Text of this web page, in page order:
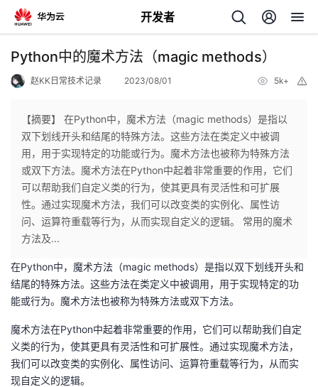
开发者
返
个
人
主
页
我
的
开
发
者
我
Python中的魔术方法（magic methods）
赵KK日常技术记录 2023/08/01 5k+
【摘要】 在Python中，魔术方法（magic methods）是指以
双下划线开头和结尾的特殊方法。这些方法在类定义中被调
用，用于实现特定的功能或行为。魔术方法也被称为特殊方法
或双下方法。魔术方法在Python中起着非常重要的作用，它们
可以帮助我们自定义类的行为，使其更具有灵活性和可扩展
性。通过实现魔术方法，我们可以改变类的实例化、属性访
问、运算符重载等行为，从而实现自定义的逻辑。 常用的魔术
方法及...
在Python中，魔术方法（magic methods）是指以双下划线开头和
结尾的特殊方法。这些方法在类定义中被调用，用于实现特定的功
能或行为。魔术方法也被称为特殊方法或双下方法。
魔术方法在Python中起着非常重要的作用，它们可以帮助我们自定
义类的行为，使其更具有灵活性和可扩展性。通过实现魔术方法，
我们可以改变类的实例化、属性访问、运算符重载等行为，从而实
现自定义的逻辑。